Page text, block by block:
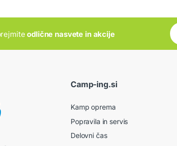
odlične nasvete in akcije
Camp-ing.si
Kamp oprema
Popravila in servis
Delovni čas